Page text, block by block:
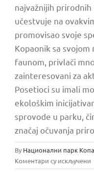
najvažnijih prirodnih
učestvuje na
promovisao svoje
Kopaonik sa
faunom, privlači
zainteresovani za
Posetioci su imali
ekološkim
sprovode u parku,
značaj očuvanja
By Национални парк
Коментари су искључени